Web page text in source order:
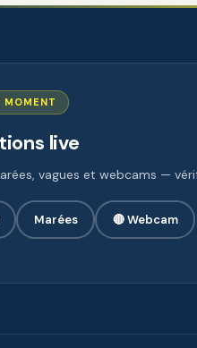
MOMENT
live
vagues et webcams —
Marées 🔴 Webcam